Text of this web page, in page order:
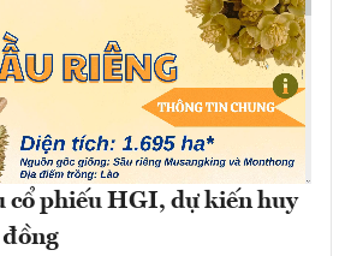
cổ phiếu HGI, dự kiến huy
đồng